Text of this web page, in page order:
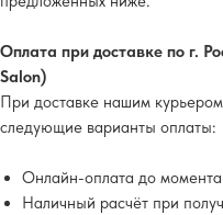
Оплата при доставке по г.
Salon)
При доставке нашим
следующие варианты оплаты:
Онлайн-оплата до момента
Наличный расчёт при